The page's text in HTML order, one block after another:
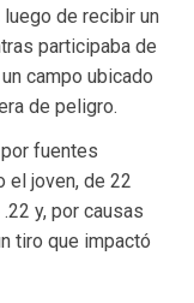
de recibir un
participaba de
campo ubicado
de peligro.
fuentes
el joven, de 22
y, por causas
tiro que impactó